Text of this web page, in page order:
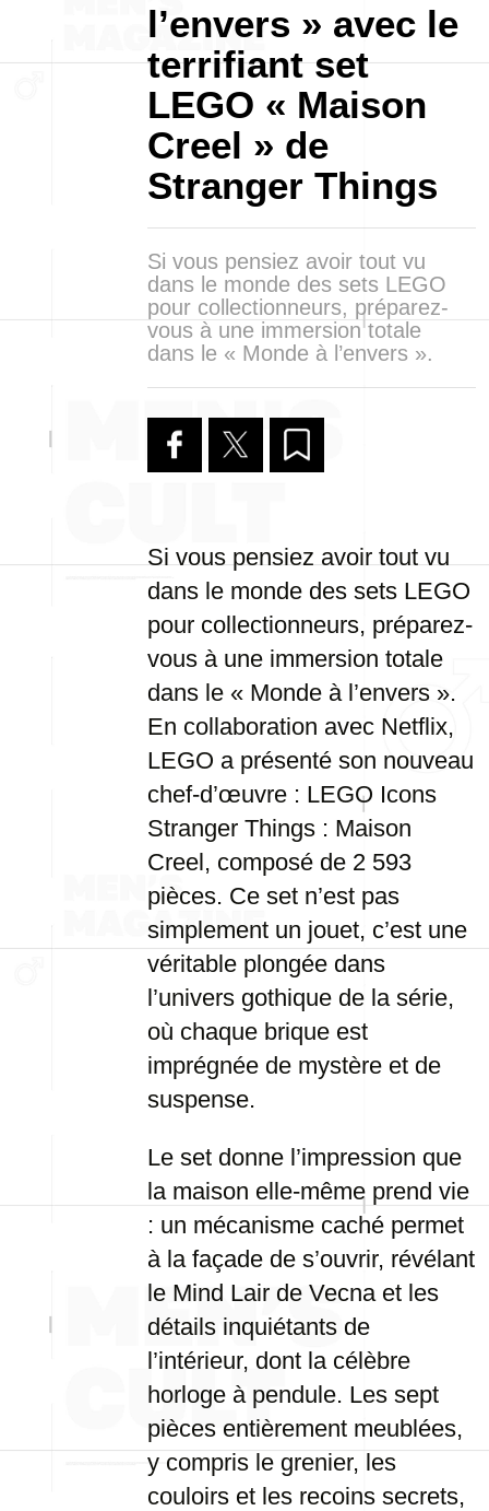
l’envers » avec le
terrifiant set
LEGO « Maison
Creel » de
Stranger Things
Si vous pensiez avoir tout vu
dans le monde des sets LEGO
pour collectionneurs, préparez-
vous à une immersion totale
dans le « Monde à l’envers ».
Si vous pensiez avoir tout vu
dans le monde des sets LEGO
pour collectionneurs, préparez-
vous à une immersion totale
dans le « Monde à l’envers ».
En collaboration avec Netflix,
LEGO a présenté son nouveau
chef-d’œuvre : LEGO Icons
Stranger Things : Maison
Creel, composé de 2 593
pièces. Ce set n’est pas
simplement un jouet, c’est une
véritable plongée dans
l’univers gothique de la série,
où chaque brique est
imprégnée de mystère et de
suspense.
Le set donne l’impression que
la maison elle-même prend vie
: un mécanisme caché permet
à la façade de s’ouvrir, révélant
le Mind Lair de Vecna et les
détails inquiétants de
l’intérieur, dont la célèbre
horloge à pendule. Les sept
pièces entièrement meublées,
y compris le grenier, les
couloirs et les recoins secrets,